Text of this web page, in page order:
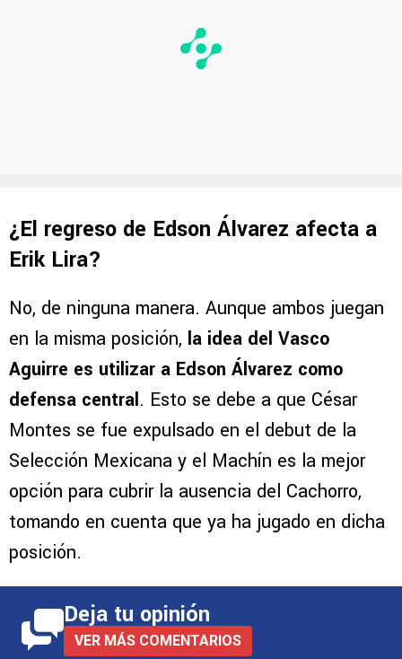
¿El regreso de Edson Álvarez afecta a
Erik Lira?
No, de ninguna manera. Aunque ambos juegan
en la misma posición, la idea del Vasco
Aguirre es utilizar a Edson Álvarez como
defensa central. Esto se debe a que César
Montes se fue expulsado en el debut de la
Selección Mexicana y el Machín es la mejor
opción para cubrir la ausencia del Cachorro,
tomando en cuenta que ya ha jugado en dicha
posición.
Deja tu opinión
VER MÁS COMENTARIOS